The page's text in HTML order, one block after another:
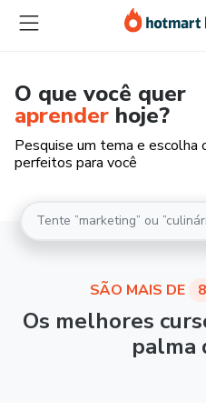
O que você quer
aprender hoje?
Pesquise um tema e escolha
perfeitos para você
SÃO MAIS DE
Os melhores
palma